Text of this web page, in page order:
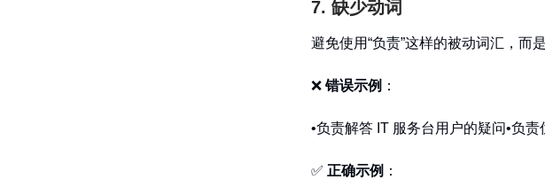
7. 缺少动词
避免使用“负责”这样的被动词汇，而
❌ 错误示例 ：
•负责解答 IT 服务台用户的疑问•负
✅ 正确示例 ：